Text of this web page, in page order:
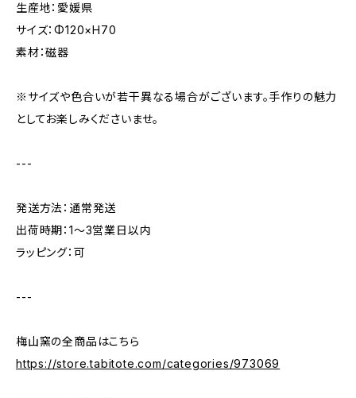
生産地：愛媛県
サイズ：Φ120×H70
素材：磁器
※サイズや色合いが若干異なる場合がございます。手作りの魅力
としてお楽しみくださいませ。
---
発送方法：通常発送
出荷時期：1〜3営業日以内
ラッピング：可
---
梅山窯の全商品はこちら
https://store.tabitote.com/categories/973069